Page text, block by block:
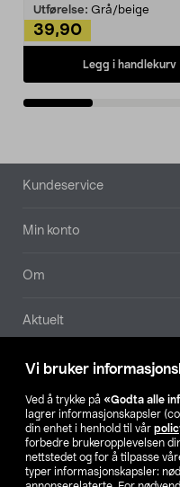
Vi bruker
Ved å trykke på «Godta alle
lagrer informasjonskapsler
din enhet i henhold til vår
forbedre brukeropplevelsen
nettstedet og for å tilpasse
typer informasjonskapsler:
Utførelse: Grå/beige
39,90
Legg i handlekurv
Bunntekst
Kundeservice
Min konto
Om
Aktuelt
Våre selskaper
SE